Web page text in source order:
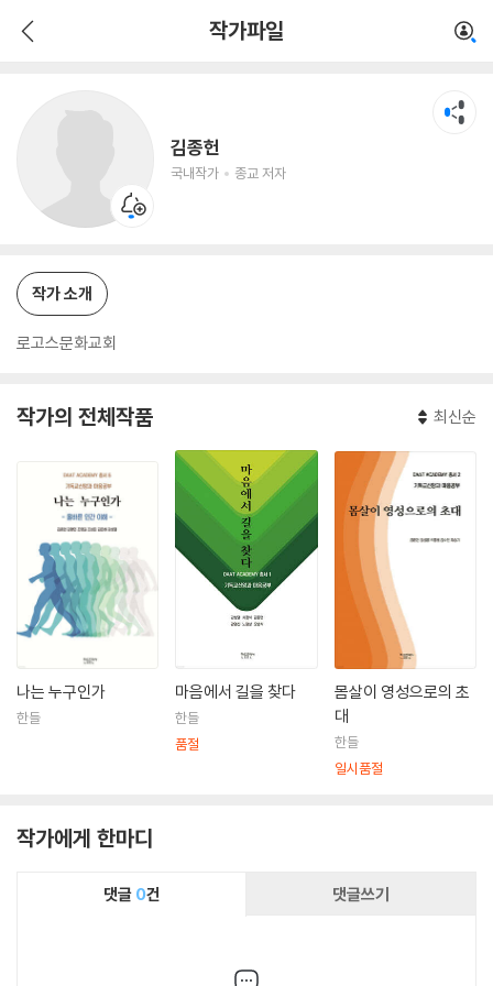
작가파일
김종헌
국내작가 종교 저자
작가 소개
로고스문화교회
작가의 전체작품 최신순
나는 누구인가
한들
마음에서 길을 찾다
한들
품절
몸살이 영성으로의 초
대
한들
일시품절
작가에게 한마디
댓글 0건 댓글쓰기